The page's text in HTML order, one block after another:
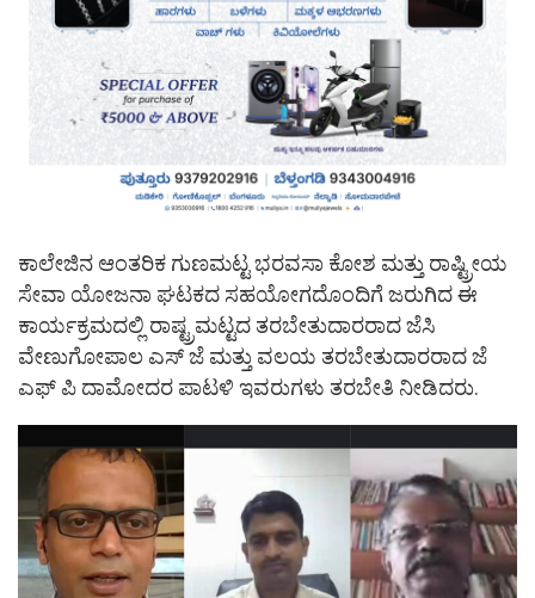
ಕಾಲೇಜಿನ ಆಂತರಿಕ ಗುಣಮಟ್ಟ ಭರವಸಾ ಕೋಶ ಮತ್ತು ರಾಷ್ಟ್ರೀಯ
ಸೇವಾ ಯೋಜನಾ ಘಟಕದ ಸಹಯೋಗದೊಂದಿಗೆ ಜರುಗಿದ ಈ
ಕಾರ್ಯಕ್ರಮದಲ್ಲಿ ರಾಷ್ಟ್ರಮಟ್ಟದ ತರಬೇತುದಾರರಾದ ಜೆಸಿ
ವೇಣುಗೋಪಾಲ ಎಸ್ ಜೆ ಮತ್ತು ವಲಯ ತರಬೇತುದಾರರಾದ ಜೆ
ಎಫ್ ಪಿ ದಾಮೋದರ ಪಾಟಳಿ ಇವರುಗಳು ತರಬೇತಿ ನೀಡಿದರು.